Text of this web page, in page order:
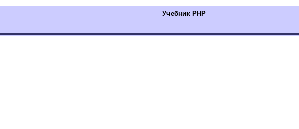
Учебник РНР